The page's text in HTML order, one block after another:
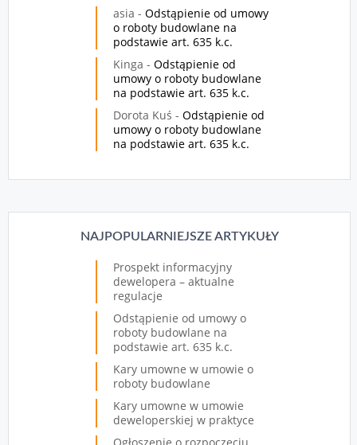
asia - Odstąpienie od umowy
o roboty budowlane na
podstawie art. 635 k.c.
Kinga - Odstąpienie od
umowy o roboty budowlane
na podstawie art. 635 k.c.
Dorota Kuś - Odstąpienie od
umowy o roboty budowlane
na podstawie art. 635 k.c.
NAJPOPULARNIEJSZE ARTYKUŁY
Prospekt informacyjny
dewelopera – aktualne
regulacje
Odstąpienie od umowy o
roboty budowlane na
podstawie art. 635 k.c.
Kary umowne w umowie o
roboty budowlane
Kary umowne w umowie
deweloperskiej w praktyce